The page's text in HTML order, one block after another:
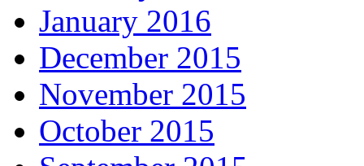
January 2016
December 2015
November 2015
October 2015